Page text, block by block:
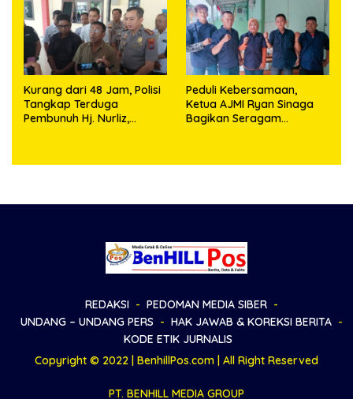
Kurang dari 48 Jam, Polisi
Tangkap Terduga
Pembunuh Hj. Nurliz,
Peduli Kebersamaan,
Ketua AJMI Ryan Sinaga
Bagikan Seragam
REDAKSI
PEDOMAN MEDIA SIBER
UNDANG – UNDANG PERS
HAK JAWAB & KOREKSI BERITA
KODE ETIK JURNALIS
Copyright © 2022 | BenhillPos.com | All Right Reserved
PT. BENHILL MEDIA GROUP